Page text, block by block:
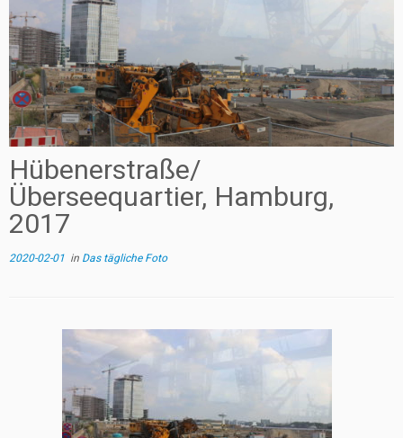
Hübenerstraße/
Überseequartier, Hamburg,
2017
2020-02-01 in Das tägliche Foto